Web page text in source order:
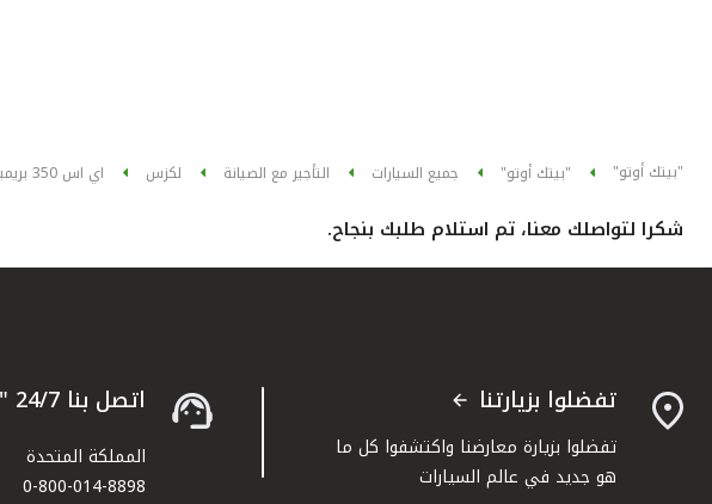
"بيتك أوتو" "بيتك أوتو" جميع السيارات التأجير مع الصيانة لكزس اي اس 350 بريمير
شكرا لتواصلك معنا، تم استلام طلبك بنجاح.
تفضلوا بزيارتنا
تفضلوا بزيارة معارضنا واكتشفوا كل ما
هو جديد في عالم السيارات
اتصل بنا 24/7 "الخدمة الهاتفية" 1803333
المملكة المتحدة
0-800-014-8898